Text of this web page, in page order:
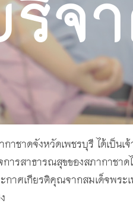
จ
ชาดจังหวัดเพชรบุรี ได้เป็
ารสาธารณสุขของสภากาช
าศเกียรติคุณจากสมเด็จพ